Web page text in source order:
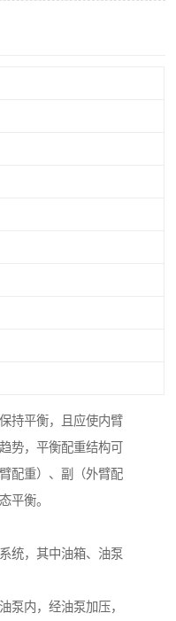
持平衡，且应使内臂
势，平衡配重结构可
配重）、副（外臂配
平衡。
统，其中油箱、油泵
泵内，经油泵加压，